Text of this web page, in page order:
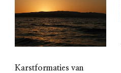
Karstformaties van